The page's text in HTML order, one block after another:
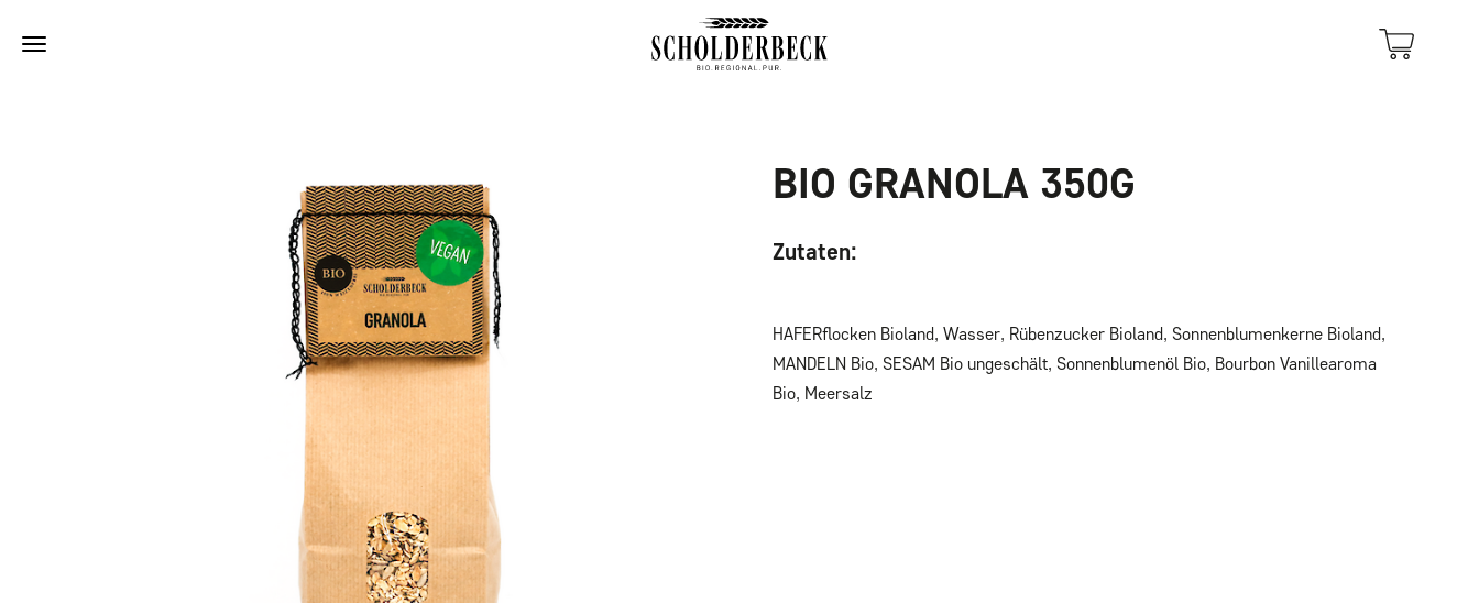
BIO GRANOLA 350G
Zutaten:
HAFERflocken Bioland, Wasser, Rübenzucker Bioland, Sonnenblumenkerne Bioland,
MANDELN Bio, SESAM Bio ungeschält, Sonnenblumenöl Bio, Bourbon Vanillearoma
Bio, Meersalz